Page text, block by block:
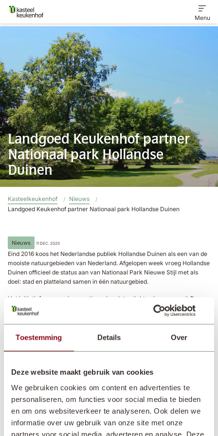
Toestemming Details Over
Deze website maakt gebruik van cookies
We gebruiken cookies om content en advertenties te
personaliseren, om functies voor social media te bieden
en om ons websiteverkeer te analyseren. Ook delen we
informatie over uw gebruik van onze site met onze
partners voor social media, adverteren en analyse. Deze
Home
Ontdek het landgoed
Veelgestelde vragen
Contact
Menu
Landgoed Keukenhof partner
Nationaal park Hollandse
Duinen
Kasteelkeukenhof
Nieuws
Landgoed Keukenhof partner Nationaal park Hollandse Duinen
Nieuws 11 DEC. 2020
Eind 2016 koos het Nederlandse publiek Hollandse Duinen als een van de
mooiste natuurgebieden van Nederland. Afgelopen week vroeg Hollandse
Duinen officieel de status aan van Nationaal Park Nieuwe Stijl met als
doel: stad en platteland samen in één natuurgebied.
Het initiatief om een nieuw nationaal park te stichten kwam vanuit Dunea,
de drinkwaterleverancier voor het westelijke deel van Zuid-Holland.
Tientallen partners sloten zich sindsdien aan, waaronder
Staatsbosbeheer, Provincie Zuid-Holland, hoogheemraadschappen en
gemeenten in de regio.
Landgoed Keukenhof; een groene oase van rust
Keukenhof is een van partners die zich verbinden aan de ambities het
het versterken van de natuur-, erfgoed-, water-, landschapswaarde, de
beleving van het gebied en het verbinden van organisaties en
natuurgebieden. Erkenning als nationaal park helpt de samenwerking en
samenhang in het gebied en voorkomt versnippering van beheer en
onderhoud van de natuur.